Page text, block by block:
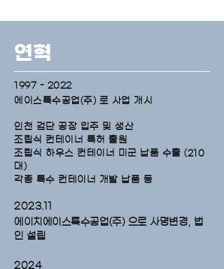
연혁
1997 - 2022
에이스특수공업(주) 로 사업 개시
인천 검단 공장 입주 및 생산
조립식 컨테이너 특허 출원
조립식 하우스 컨테이너 미군 납품 수출 (210
대)
각종 특수 컨테이너 개발 납품 등
2023.11
에이치에이스특수공업(주) 으로 사명변경, 법
인 설립
2024